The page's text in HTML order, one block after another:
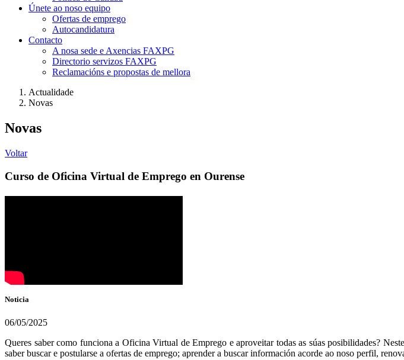
Únete ao noso equipo
Ofertas de emprego
Autocandidatura
Contacto
A nosa sede e Axencias FAXPG
Directorio servizos FAXPG
Reclamacións e propostas de mellora
Actualidade
Novas
Novas
Voltar
Curso de Oficina Virtual de Emprego en Ourense
Noticia
06/05/2025
Queres saber como funciona a Oficina Virtual de Emprego e aproveitar todas as súas posibilidades?
saber buscar e postularse a ofertas de emprego; aprender a buscar información acorde ao noso perfil,